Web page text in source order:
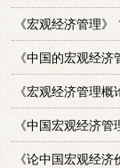
《宏观经济管理》
《中国的宏观经济
《宏观经济管理概
《中国宏观经济管
《论中国宏观经济